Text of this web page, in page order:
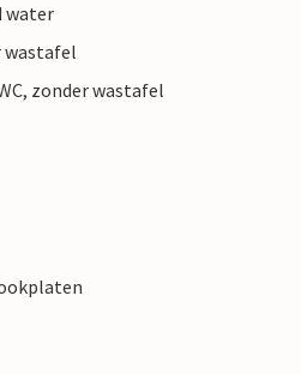
water
wastafel
zonder wastafel